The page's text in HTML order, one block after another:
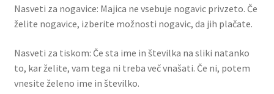
Nasveti za nogavice: Majica ne vsebuje nogavic privzeto. Če
želite nogavice, izberite možnosti nogavic, da jih plačate.
Nasveti za tiskom: Če sta ime in številka na sliki natanko
to, kar želite, vam tega ni treba več vnašati. Če ni, potem
vnesite želeno ime in številko.